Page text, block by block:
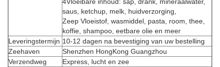
saus, ketchup, melk, huidverzorging,
Zeep Vloeistof, wasmiddel, pasta, room, thee,
koffie, shampoo, eetbare olie en meer
Leveringstermijn 10-12 dagen na bevestiging van uw bestelling
Zeehaven
Shenzhen HongKong Guangzhou
Verzendweg
Express, lucht en zee